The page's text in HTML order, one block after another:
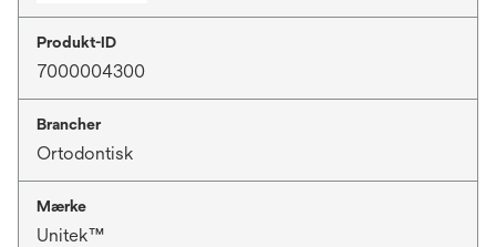
Produkt-ID
7000004300
Brancher
Ortodontisk
Mærke
Unitek™